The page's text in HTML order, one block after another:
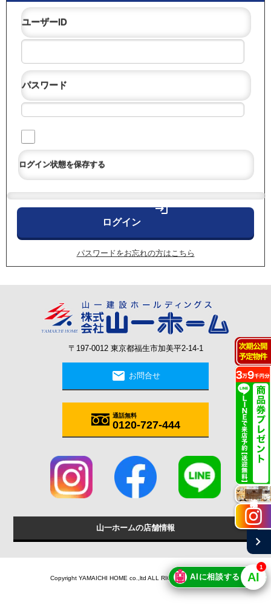
ユーザーID
パスワード
ログイン状態を保存する
login
パスワードをお忘れの方はこちら
〒197-0012 東京都福生市加美平2-14-1
mail お問合せ
通話無料
0120-727-444
山一ホームの店舗情報
Copyright YAMAICHI HOME co.,ltd ALL RIGHTS RESERVED.
施工実例
chevron_right
🤖 AIに相談する AI
1